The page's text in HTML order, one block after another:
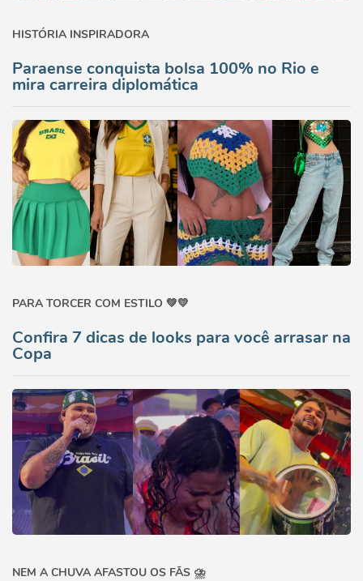
HISTÓRIA INSPIRADORA
Paraense conquista bolsa 100% no Rio e
mira carreira diplomática
PARA TORCER COM ESTILO 💚💛
Confira 7 dicas de looks para você arrasar na
Copa
NEM A CHUVA AFASTOU OS FÃS ⛈️